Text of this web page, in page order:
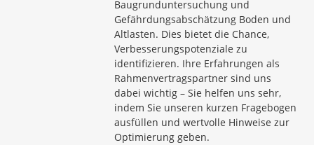
Baugrunduntersuchung und
Gefährdungsabschätzung Boden und
Altlasten. Dies bietet die Chance,
Verbesserungspotenziale zu
identifizieren. Ihre Erfahrungen als
Rahmenvertragspartner sind uns
dabei wichtig – Sie helfen uns sehr,
indem Sie unseren kurzen Fragebogen
ausfüllen und wertvolle Hinweise zur
Optimierung geben.